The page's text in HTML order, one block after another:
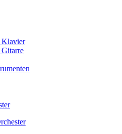
Klavier